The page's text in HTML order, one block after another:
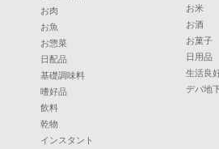
お肉
お魚
お惣菜
日配品
基礎調味料
嗜好品
飲料
乾物
インスタント
お米
お酒
お菓子
日用品
生活良
デパ地